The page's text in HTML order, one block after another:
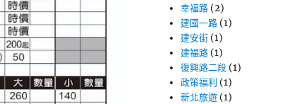
幸福路 (2)
建國一路 (1)
建安街 (1)
建福路 (1)
復興路二段 (1)
政策福利 (1)
新北旅遊 (1)